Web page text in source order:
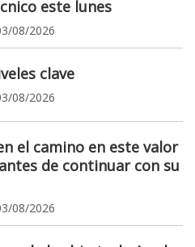
este lunes
08/2026
clave
08/2026
el camino en este valor
de continuar con su
08/2026